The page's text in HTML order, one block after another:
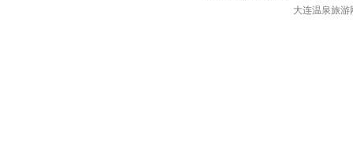
大连温泉旅